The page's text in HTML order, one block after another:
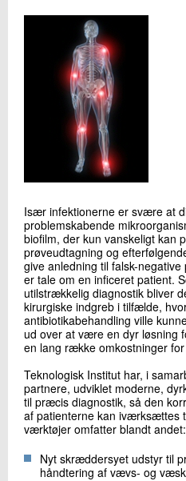
Især infektionerne er svære at
problemskabende
biofilm, der kun vanskeligt kan
prøveudtagning og
give anledning til falsk-
er tale om en inficeret patient.
utilstrækkelig diagnostik bliver
kirurgiske indgreb i tilfælde,
antibiotikabehandling ville
ud over at være en dyr løsning
en lang række omkostninger
Teknologisk Institut har, i
partnere, udviklet moderne,
til præcis diagnostik, så den
af patienterne kan iværksættes
værktøjer omfatter blandt andet:
Nyt skræddersyet udstyr til
håndtering af vævs- og